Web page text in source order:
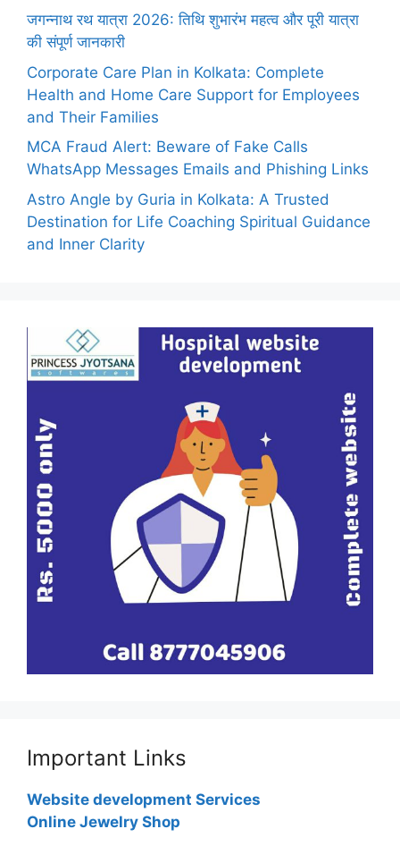
जगन्नाथ रथ यात्रा 2026: तिथि शुभारंभ महत्व और पूरी यात्रा
की संपूर्ण जानकारी
Corporate Care Plan in Kolkata: Complete
Health and Home Care Support for Employees
and Their Families
MCA Fraud Alert: Beware of Fake Calls
WhatsApp Messages Emails and Phishing Links
Astro Angle by Guria in Kolkata: A Trusted
Destination for Life Coaching Spiritual Guidance
and Inner Clarity
Important Links
Website development Services
Online Jewelry Shop